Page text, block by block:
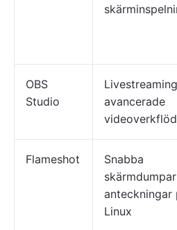
OBS
Studio
avancerade
Flameshot
Snabba
anteckningar
Linux